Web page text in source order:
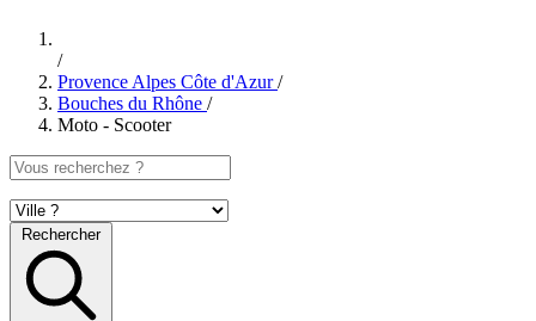
/
Provence Alpes Côte d'Azur /
Bouches du Rhône /
Moto - Scooter
Rechercher